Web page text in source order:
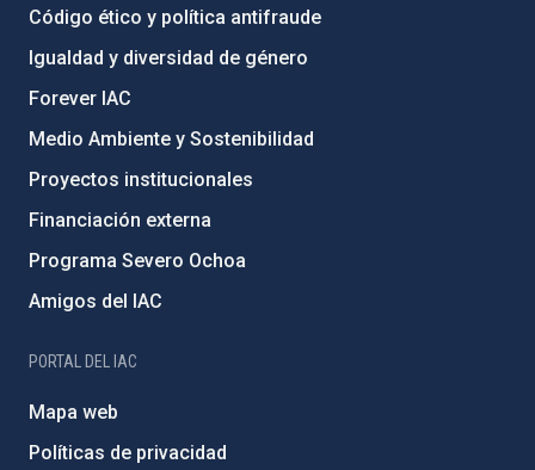
Código ético y política antifraude
Igualdad y diversidad de género
Forever IAC
Medio Ambiente y Sostenibilidad
Proyectos institucionales
Financiación externa
Programa Severo Ochoa
Amigos del IAC
PORTAL DEL IAC
Mapa web
Políticas de privacidad